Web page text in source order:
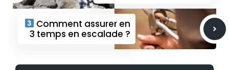
Comment assurer en
3 temps en escalade ?